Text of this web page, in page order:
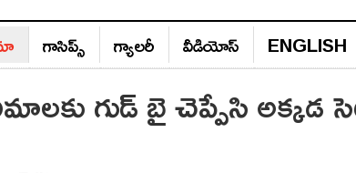
గాసిప్స్‌ గ్యాల‌రీ వీడియోస్‌ ENGLISH
గుడ్ బై చెప్పేసి అక్కడ